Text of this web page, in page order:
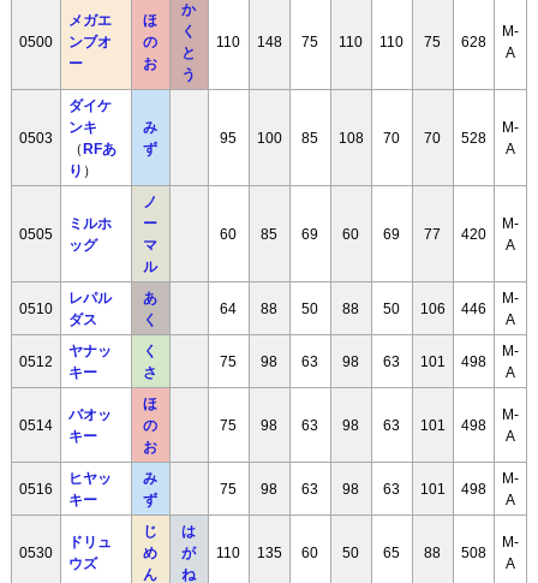
0500
メガエ
ンブオ
ー
ほ
の
お
か
く
と
う
110 148 75 110 110 75 628
M-
A
0503
ダイケ
ンキ
（ RFあ
り ）
み
ず
95 100 85 108 70 70 528
M-
A
0505
ミルホ
ッグ
ノ
ー
マ
ル
60 85 69 60 69 77 420
M-
A
0510
レパル
ダス
あ
く
64 88 50 88 50 106 446
M-
A
0512
ヤナッ
キー
く
さ
75 98 63 98 63 101 498
M-
A
0514
バオッ
キー
ほ
の
お
75 98 63 98 63 101 498
M-
A
0516
ヒヤッ
キー
み
ず
75 98 63 98 63 101 498
M-
A
0530
ドリュ
ウズ
じ
め
ん
は
が
ね
110 135 60 50 65 88 508
M-
A